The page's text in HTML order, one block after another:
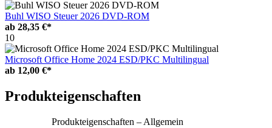
Buhl WISO Steuer 2026 DVD-ROM
ab 28,35 €*
10
Microsoft Office Home 2024 ESD/PKC Multilingual
ab 12,00 €*
Produkteigenschaften
Produkteigenschaften – Allgemein